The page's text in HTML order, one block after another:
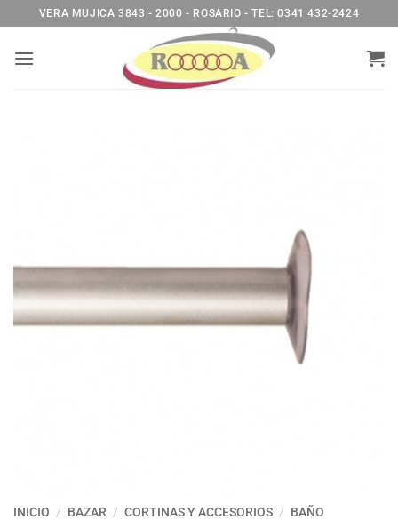
al
contenido
VERA MUJICA 3843 - 2000 - ROSARIO - TEL: 0341 432-2424
INICIO / BAZAR / CORTINAS Y ACCESORIOS / BAÑO